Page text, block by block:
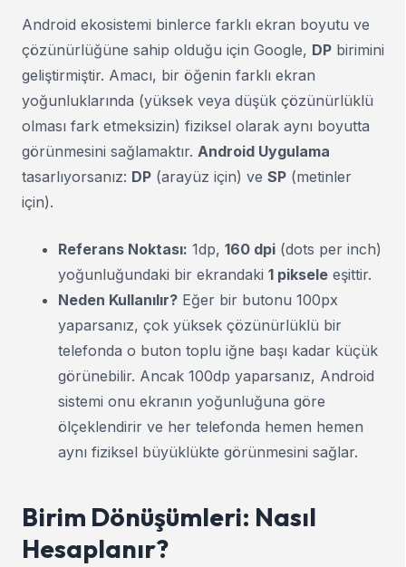
Android ekosistemi binlerce farklı ekran boyutu ve
çözünürlüğüne sahip olduğu için Google, DP birimini
geliştirmiştir. Amacı, bir öğenin farklı ekran
yoğunluklarında (yüksek veya düşük çözünürlüklü
olması fark etmeksizin) fiziksel olarak aynı boyutta
görünmesini sağlamaktır. Android Uygulama
tasarlıyorsanız: DP (arayüz için) ve SP (metinler
için).
Referans Noktası: 1dp, 160 dpi (dots per inch)
yoğunluğundaki bir ekrandaki 1 piksele eşittir.
Neden Kullanılır? Eğer bir butonu 100px
yaparsanız, çok yüksek çözünürlüklü bir
telefonda o buton toplu iğne başı kadar küçük
görünebilir. Ancak 100dp yaparsanız, Android
sistemi onu ekranın yoğunluğuna göre
ölçeklendirir ve her telefonda hemen hemen
aynı fiziksel büyüklükte görünmesini sağlar.
Birim Dönüşümleri: Nasıl
Hesaplanır?